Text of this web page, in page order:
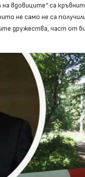
вдовиците“ са
не само не са
дружества, част от